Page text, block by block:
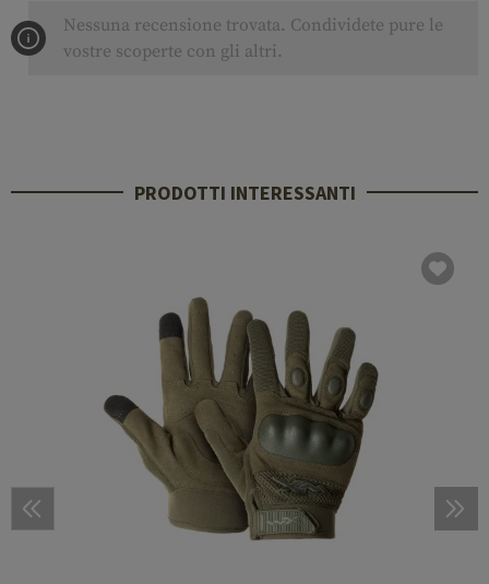
Nessuna recensione trovata. Condividete pure le
vostre scoperte con gli altri.
PRODOTTI INTERESSANTI